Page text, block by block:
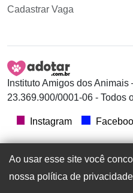
Cadastrar Vaga
Instituto Amigos dos Animais
23.369.900/0001-06 - Todos
Instagram
Ao usar esse site você
nossa política de